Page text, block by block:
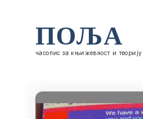
ПОЉА
часопис за књижевност и теорију